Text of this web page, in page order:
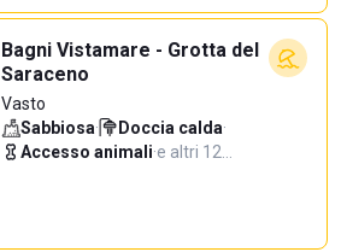
Bagni Vistamare - Grotta del
Saraceno
Vasto
Sabbiosa· Doccia calda·
Accesso animali·e altri 12…